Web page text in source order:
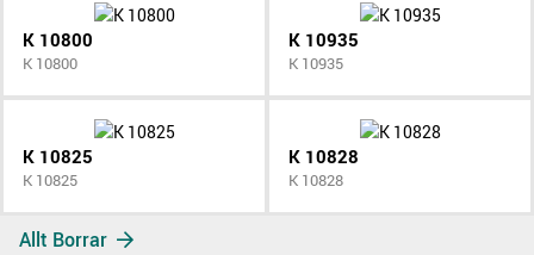
K 10800
K 10800
K 10935
K 10935
K 10825
K 10825
K 10828
K 10828
Allt Borrar